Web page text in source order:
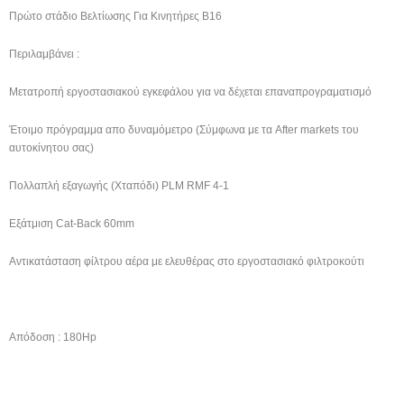
Πρώτο στάδιο Βελτίωσης Για Κινητήρες B16
Περιλαμβάνει :
Μετατροπή εργοστασιακού εγκεφάλου για να δέχεται επαναπρογραματισμό
Έτοιμο πρόγραμμα απο δυναμόμετρο (Σύμφωνα με τα After markets του
αυτοκίνητου σας)
Πολλαπλή εξαγωγής (Χταπόδι) PLM RMF 4-1
Εξάτμιση Cat-Back 60mm
Αντικατάσταση φίλτρου αέρα με ελευθέρας στο εργοστασιακό φιλτροκούτι
Απόδοση : 180Hp